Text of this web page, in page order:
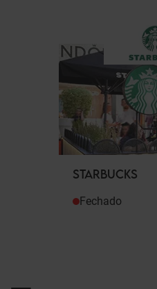
STARBUCKS
Fechado